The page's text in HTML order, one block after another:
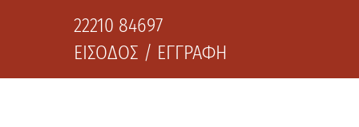
22210 84697
ΕΙΣΟΔΟΣ / ΕΓΓΡΑΦΗ